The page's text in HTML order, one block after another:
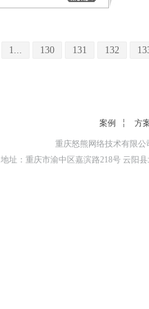
1... 130 131 132
案例 方
重庆怒熊网络技术有限
地址：重庆市渝中区嘉滨路218号 云阳